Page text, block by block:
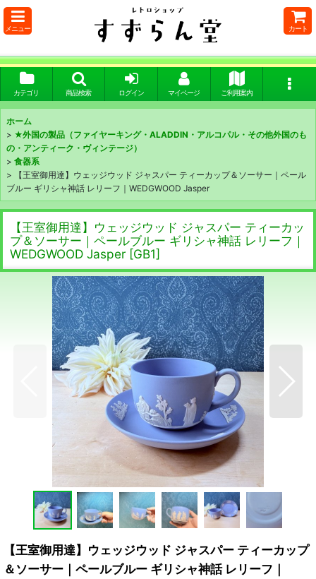
メニュー カート
カテゴリ 商品検索 ログイン マイページ ご利用案内
ホーム
> ★外国の製品（ファイヤーキング・ALADDIN・アルコパル・その他外国のも
の・アンティーク・ヴィンテージ）
> 食器系
>
【王室御用達】ウェッジウッド ジャスパー ティーカップ＆ソーサー｜ペール
ブルー ギリシャ神話 レリーフ｜WEDGWOOD Jasper
【王室御用達】ウェッジウッド ジャスパー ティーカッ
プ＆ソーサー｜ペールブルー ギリシャ神話 レリーフ｜
WEDGWOOD Jasper [GB1]
【王室御用達】ウェッジウッド ジャスパー ティーカップ
＆ソーサー｜ペールブルー ギリシャ神話 レリーフ｜